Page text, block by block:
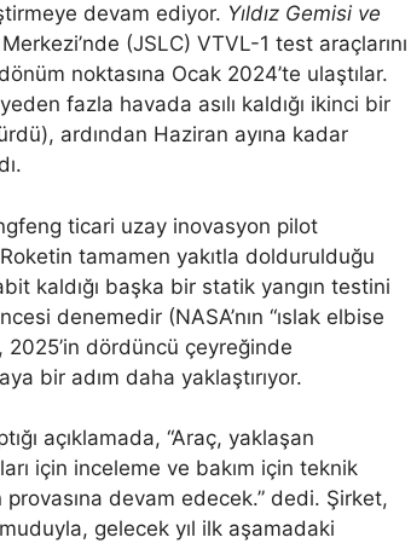
devam ediyor. Yıldız Gemisi ve
(JSLC) VTVL-1 test araçlarını
noktasına Ocak 2024’te ulaştılar.
fazla havada asılı kaldığı ikinci bir
ardından Haziran ayına kadar
ticari uzay inovasyon pilot
tamamen yakıtla doldurulduğu
kaldığı başka bir statik yangın testini
denemedir (NASA’nın “ıslak elbise
2025’in dördüncü çeyreğinde
bir adım daha yaklaştırıyor.
açıklamada, “Araç, yaklaşan
için inceleme ve bakım için teknik
devam edecek.” dedi. Şirket,
gelecek yıl ilk aşamadaki